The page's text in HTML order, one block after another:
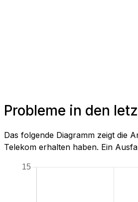
Probleme in den
Das folgende Diagramm zeigt die
Telekom erhalten haben. Ein